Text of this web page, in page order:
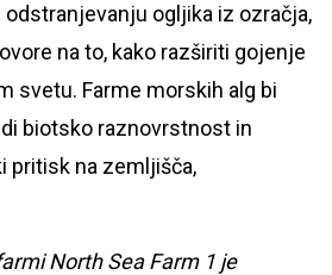
ogljika iz ozračja,
na to, kako razširiti gojenje
svetu. Farme morskih alg bi
biotsko raznovrstnost in
pritisk na zemljišča,
North Sea Farm 1 je